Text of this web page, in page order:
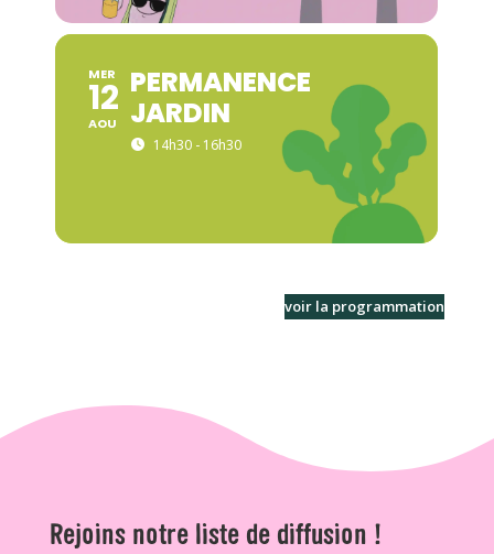
MER
12
AOU
PERMANENCE
JARDIN
14h30 - 16h30
voir la programmation
Rejoins notre liste de diffusion !